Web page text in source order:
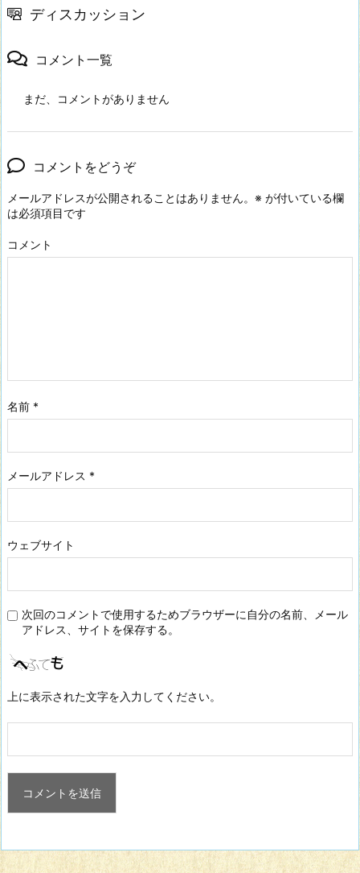
ディスカッション
コメント一覧
まだ、コメントがありません
コメントをどうぞ
メールアドレスが公開されることはありません。 ※ が付いている欄
は必須項目です
コメント
名前 *
メールアドレス *
ウェブサイト
次回のコメントで使用するためブラウザーに自分の名前、メール
アドレス、サイトを保存する。
上に表示された文字を入力してください。